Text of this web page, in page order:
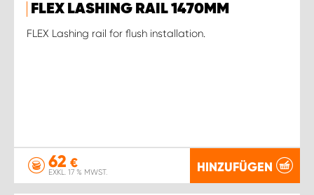
FLEX LASHING RAIL 1470MM
FLEX Lashing rail for flush installation.
62 €
EXKL. 17 % MWST. HINZUFÜGEN